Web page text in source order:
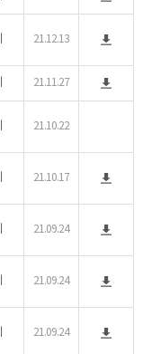
21.12.13
21.11.27
21.10.22
21.10.17
21.09.24
21.09.24
21.09.24